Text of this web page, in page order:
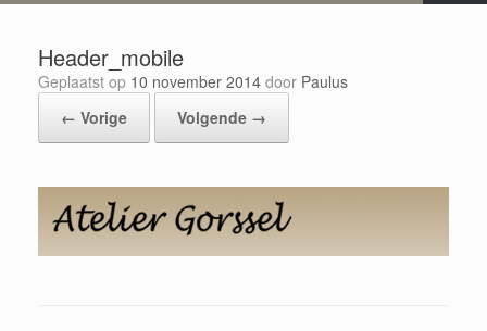
Header_mobile
Geplaatst op 10 november 2014 door Paulus
← Vorige
Volgende →